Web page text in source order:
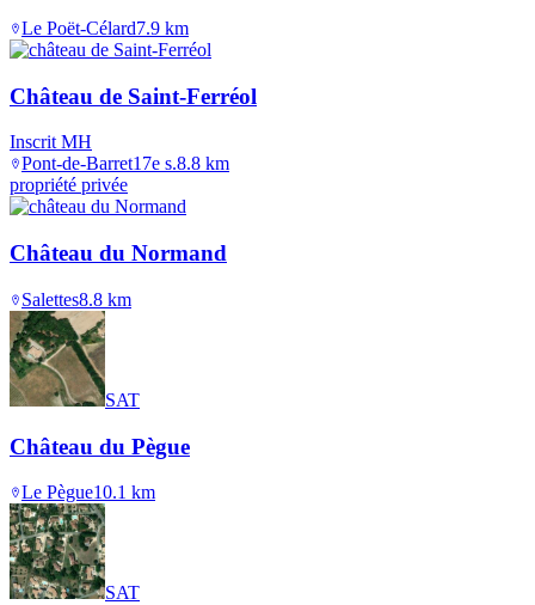
Le Poët-Célard7.9 km
Château de Saint-Ferréol
Inscrit MH
Pont-de-Barret17e s.8.8 km
propriété privée
Château du Normand
Salettes8.8 km
SAT
Château du Pègue
Le Pègue10.1 km
SAT